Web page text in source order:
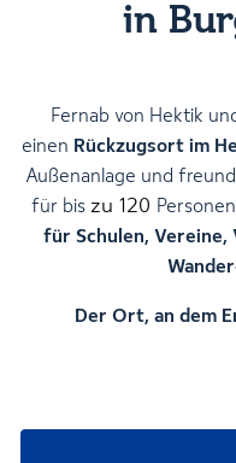
in
Fernab von Hektik
einen Rückzugsort im
Außenanlage und
für bis zu 120
für Schulen, Vereine,
Der Ort, an dem